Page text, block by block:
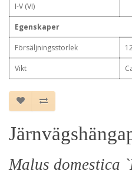
I-V (VI)
Egenskaper
Försäljningsstorlek
Vikt
Malus domestica